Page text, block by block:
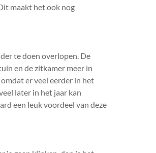
maakt het ook nog
te doen overlopen. De
en de zitkamer meer in
er veel eerder in het
later in het jaar kan
een leuk voordeel van deze